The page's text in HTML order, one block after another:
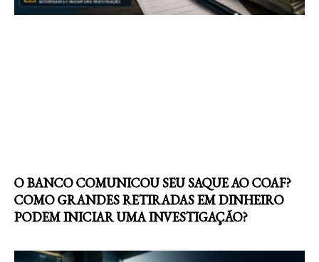
O BANCO COMUNICOU SEU SAQUE AO COAF?
COMO GRANDES RETIRADAS EM DINHEIRO
PODEM INICIAR UMA INVESTIGAÇÃO?